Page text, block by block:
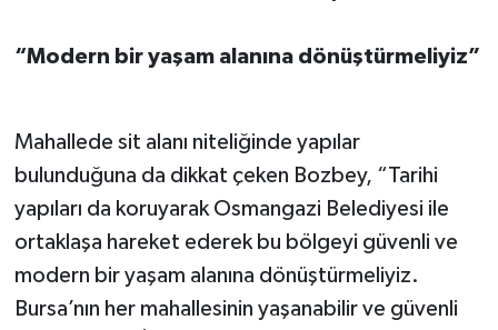
“Modern bir yaşam alanına dönüştürmeliyiz”
Mahallede sit alanı niteliğinde yapılar
bulunduğuna da dikkat çeken Bozbey, “Tarihi
yapıları da koruyarak Osmangazi Belediyesi ile
ortaklaşa hareket ederek bu bölgeyi güvenli ve
modern bir yaşam alanına dönüştürmeliyiz.
Bursa’nın her mahallesinin yaşanabilir ve güvenli